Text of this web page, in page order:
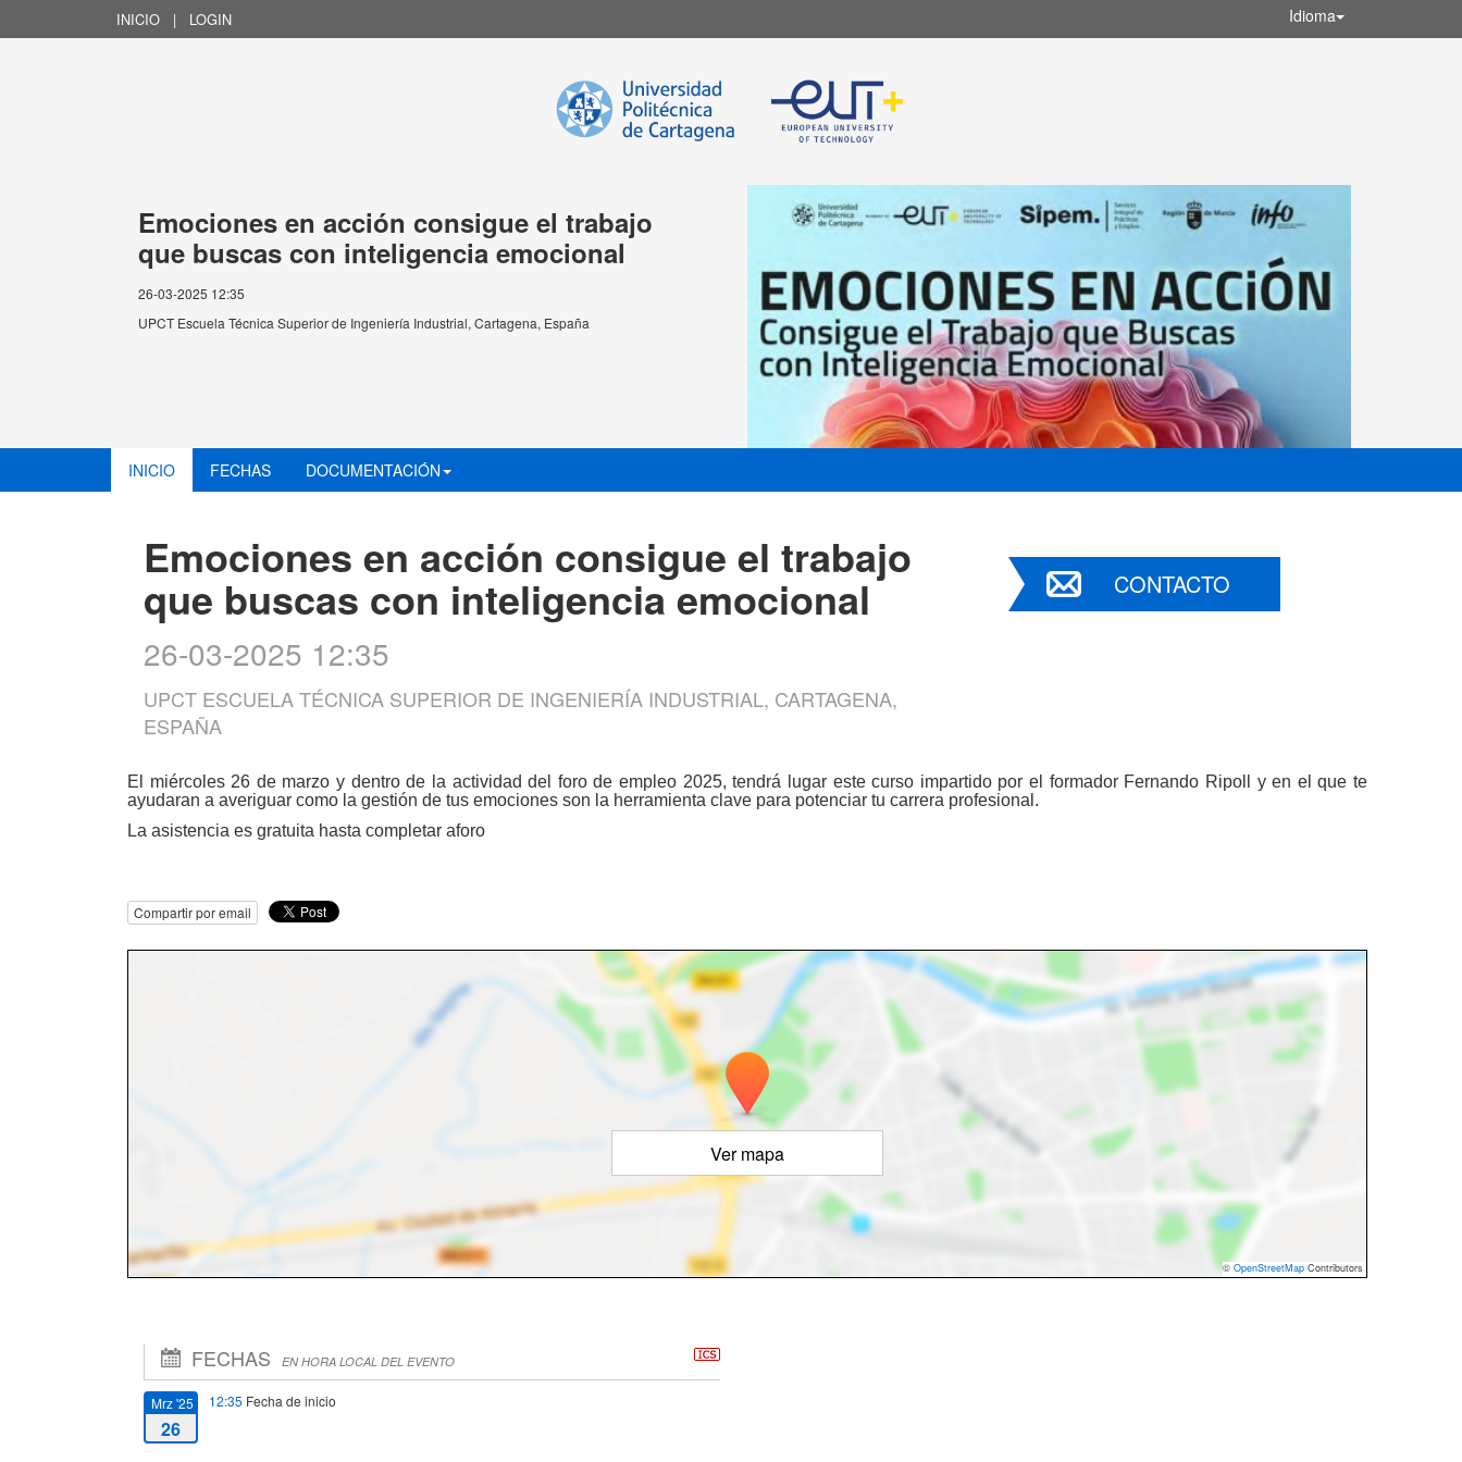
INICIO | LOGIN Idioma
Emociones en acción consigue el trabajo
que buscas con inteligencia emocional
26-03-2025 12:35
UPCT Escuela Técnica Superior de Ingeniería Industrial, Cartagena, España
INICIO FECHAS DOCUMENTACIÓN
Emociones en acción consigue el trabajo
que buscas con inteligencia emocional
26-03-2025 12:35
UPCT ESCUELA TÉCNICA SUPERIOR DE INGENIERÍA INDUSTRIAL, CARTAGENA,
ESPAÑA
CONTACTO
El miércoles 26 de marzo y dentro de la actividad del foro de empleo 2025, tendrá lugar este curso impartido por el formador Fernando Ripoll y en el que te
ayudaran a averiguar como la gestión de tus emociones son la herramienta clave para potenciar tu carrera profesional.
La asistencia es gratuita hasta completar aforo
Compartir por email
Ver mapa
© OpenStreetMap Contributors
FECHAS EN HORA LOCAL DEL EVENTO
Mrz '25
26
12:35 Fecha de inicio